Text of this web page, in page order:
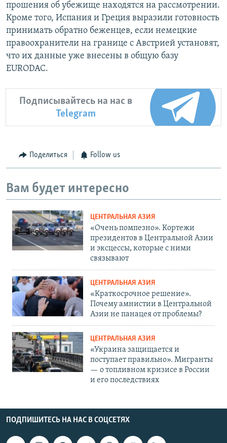
прошения об убежище находятся на рассмотрении.
Кроме того, Испания и Греция выразили готовность
принимать обратно беженцев, если немецкие
правоохранители на границе с Австрией установят,
что их данные уже внесены в общую базу
EURODAC.
Подписывайтесь на нас в
Telegram
Поделиться Follow us
Вам будет интересно
ЦЕНТРАЛЬНАЯ АЗИЯ
«Очень помпезно». Кортежи
президентов в Центральной Азии
и эксцессы, которые с ними
связывают
ЦЕНТРАЛЬНАЯ АЗИЯ
«Краткосрочное решение».
Почему амнистии в Центральной
Азии не панацея от проблемы?
ЦЕНТРАЛЬНАЯ АЗИЯ
«Украина защищается и
поступает правильно». Мигранты
— о топливном кризисе в России
и его последствиях
ПОДПИШИТЕСЬ НА НАС В СОЦСЕТЯХ